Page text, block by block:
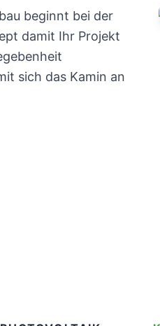
beginnt bei der
damit Ihr Projekt
sich das Kamin an